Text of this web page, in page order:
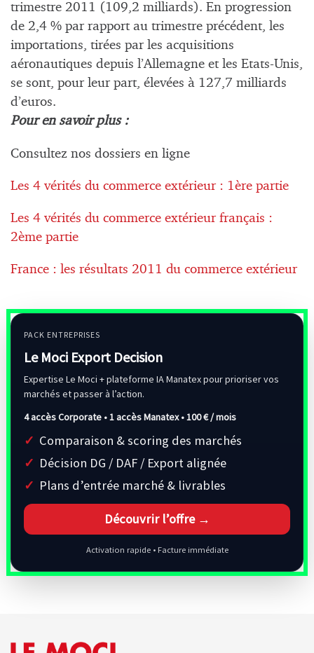
trimestre 2011 (109,2 milliards). En progression
de 2,4 % par rapport au trimestre précédent, les
importations, tirées par les acquisitions
aéronautiques depuis l’Allemagne et les Etats-Unis,
se sont, pour leur part, élevées à 127,7 milliards
d’euros.
Pour en savoir plus :
Consultez nos dossiers en ligne
Les 4 vérités du commerce extérieur : 1ère partie
Les 4 vérités du commerce extérieur français :
2ème partie
France : les résultats 2011 du commerce extérieur
PACK ENTREPRISES
Le Moci Export Decision
Expertise Le Moci + plateforme IA Manatex pour prioriser vos
marchés et passer à l’action.
4 accès Corporate • 1 accès Manatex •100 € / mois
Comparaison & scoring des marchés
Décision DG / DAF / Export alignée
Plans d’entrée marché & livrables
Découvrir l’offre →
Activation rapide • Facture immédiate